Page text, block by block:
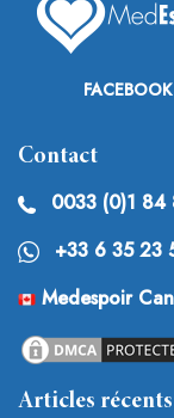
FACEBOOK
Contact
0033 (0)1
+33 6 35 23
Medespoir
Articles récents